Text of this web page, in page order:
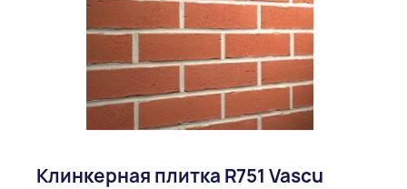
Клинкерная плитка R751 Vascu